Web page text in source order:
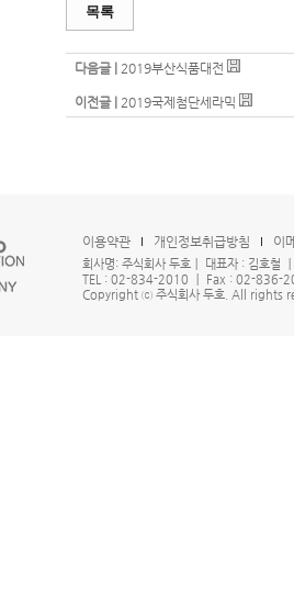
목록
다음글 | 2019부산식품대전
이전글 | 2019국제첨단세라믹
이용약관 개인정보취급방침 이
회사명: 주식회사 두호ㅣ 대표자 : 김호철
TEL : 02-834-2010 ㅣ Fax : 02-836-
Copyright ⓒ 주식회사 두호. All rights